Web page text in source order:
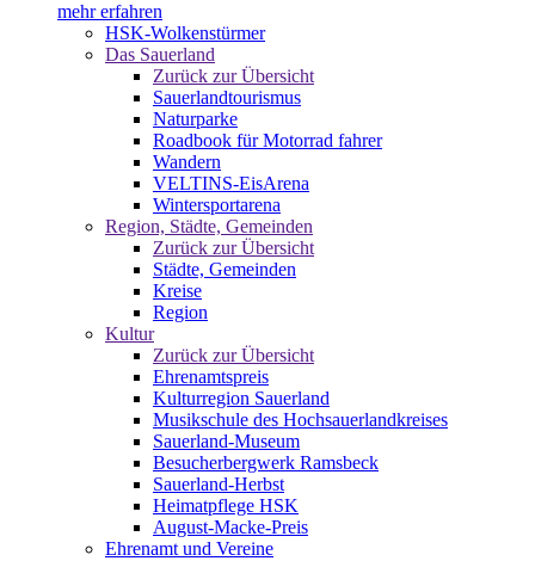
mehr erfahren
HSK-Wolkenstürmer
Das Sauerland
Zurück zur Übersicht
Sauerlandtourismus
Naturparke
Roadbook für Motorrad fahrer
Wandern
VELTINS-EisArena
Wintersportarena
Region, Städte, Gemeinden
Zurück zur Übersicht
Städte, Gemeinden
Kreise
Region
Kultur
Zurück zur Übersicht
Ehrenamtspreis
Kulturregion Sauerland
Musikschule des Hochsauerlandkreises
Sauerland-Museum
Besucherbergwerk Ramsbeck
Sauerland-Herbst
Heimatpflege HSK
August-Macke-Preis
Ehrenamt und Vereine